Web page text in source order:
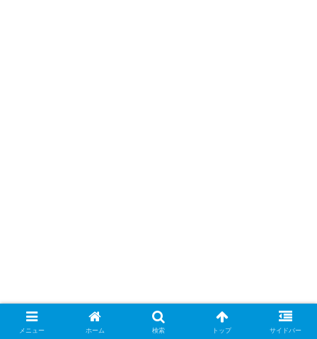
メニュー ホーム 検索 トップ サイドバー